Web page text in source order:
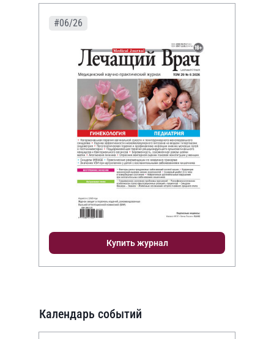
#06/26
Купить журнал
Календарь событий